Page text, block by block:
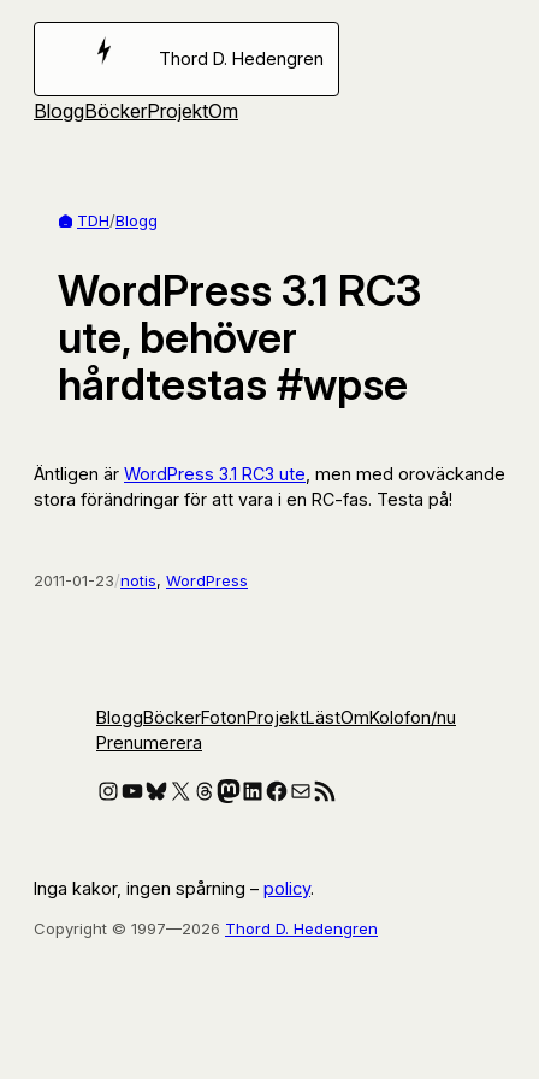
Hoppa
Thord D. Hedengren
BloggBöckerProjektOm
TDH/Blogg
WordPress 3.1 RC3
ute, behöver
hårdtestas #wpse
Äntligen är WordPress 3.1 RC3 ute , men med oroväckande
stora förändringar för att vara i en RC-fas. Testa på!
2011-01-23/notis, WordPress
BloggBöckerFotonProjektLästOmKolofon/nu
Prenumerera
Instagram
YouTube
Bluesky
X Threads
Mastodon
LinkedIn
Facebook
E-postRSS-flöde
Inga kakor, ingen spårning – policy.
Copyright © 1997—2026 Thord D. Hedengren